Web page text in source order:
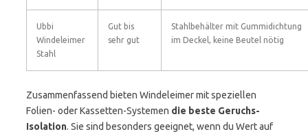
Ubbi
Windeleimer
Stahl
Gut bis
sehr gut
Stahlbehälter mit Gummidichtung
im Deckel, keine Beutel nötig
Zusammenfassend bieten Windeleimer mit speziellen
Folien- oder Kassetten-Systemen die beste Geruchs-
Isolation. Sie sind besonders geeignet, wenn du Wert auf